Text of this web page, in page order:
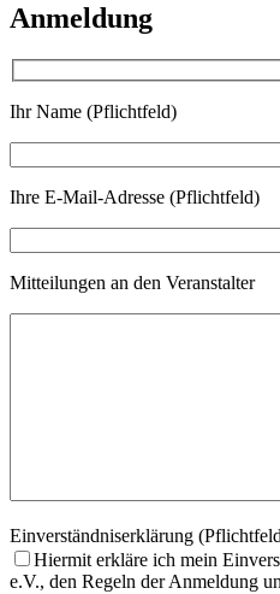
Anmeldung
Ihr Name (Pflichtfeld)
Ihre E-Mail-Adresse (Pflichtfeld)
Mitteilungen an den Veranstalter
Einverständniserklärung
Hiermit erkläre ich mein
e.V., den Regeln der Anmeldung